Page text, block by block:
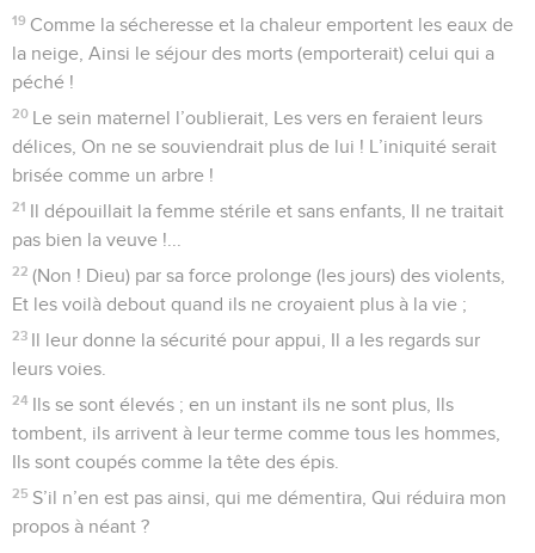
19 Comme la sécheresse et la chaleur emportent les eaux de
la neige, Ainsi le séjour des morts (emporterait) celui qui a
péché !
20 Le sein maternel l’oublierait, Les vers en feraient leurs
délices, On ne se souviendrait plus de lui ! L’iniquité serait
brisée comme un arbre !
21 Il dépouillait la femme stérile et sans enfants, Il ne traitait
pas bien la veuve !...
22 (Non ! Dieu) par sa force prolonge (les jours) des violents,
Et les voilà debout quand ils ne croyaient plus à la vie ;
23 Il leur donne la sécurité pour appui, Il a les regards sur
leurs voies.
24 Ils se sont élevés ; en un instant ils ne sont plus, Ils
tombent, ils arrivent à leur terme comme tous les hommes,
Ils sont coupés comme la tête des épis.
25 S’il n’en est pas ainsi, qui me démentira, Qui réduira mon
propos à néant ?